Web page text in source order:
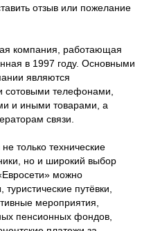
отзыв или пожелание
компания, работающая
в 1997 году. Основными
являются
сотовыми телефонами,
и иными товарами, а
связи.
только технические
но и широкий выбор
можно
путёвки,
мероприятия,
пенсионных фондов,